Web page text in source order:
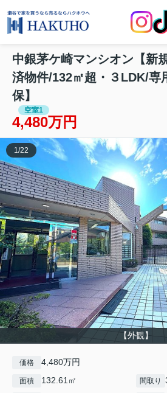
中銀茅ケ崎マンシオン【新
済物件/132㎡超・３LDK/専
保】
空室1
4,480万円
【外観】
1 /22
価格 4,480万円
面積 132.61㎡ 間取り